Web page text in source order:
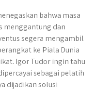
bahwa masa
menggantung dan
segera mengambil
ke Piala Dunia
Igor Tudor ingin tahu
sebagai pelatih
dijadikan solusi